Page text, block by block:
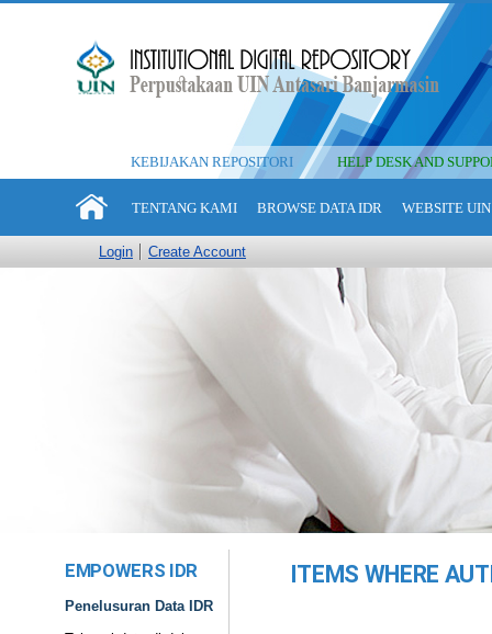
KEBIJAKAN REPOSITORI HELP DESK AND
TENTANG KAMI BROWSE DATA IDR WEBSITE
Login Create Account
EMPOWERS IDR
Penelusuran Data IDR
ITEMS WHERE